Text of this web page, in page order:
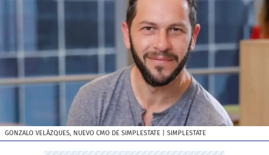
GONZALO VELÁZQUES, NUEVO CMO DE SIMPLESTATE | SIMPLESTATE